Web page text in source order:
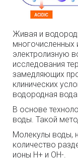
Живая и
многочисленных
электролизную
исследования
замедляющих
клинических
водородная
В основе
воды. Такой
Молекулы воды,
количество
ионы H+ и ОH-.